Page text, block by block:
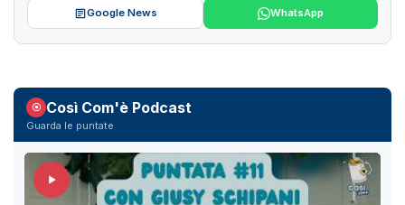
Google News WhatsApp
Così Com'è Podcast
Guarda le puntate